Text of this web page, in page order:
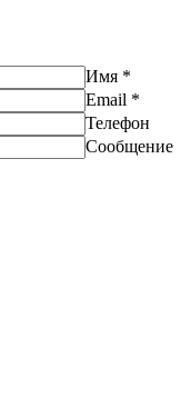
Имя *
Email *
Телефон
Сообщение